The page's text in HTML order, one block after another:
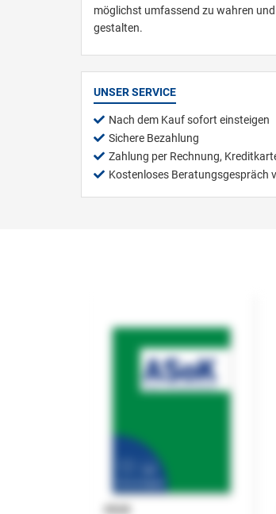
möglichst umfassend zu wahren
gestalten.
UNSER SERVICE
Nach dem Kauf sofort einsteigen
Sichere Bezahlung
Zahlung per Rechnung,
Kostenloses Beratungsgespräch